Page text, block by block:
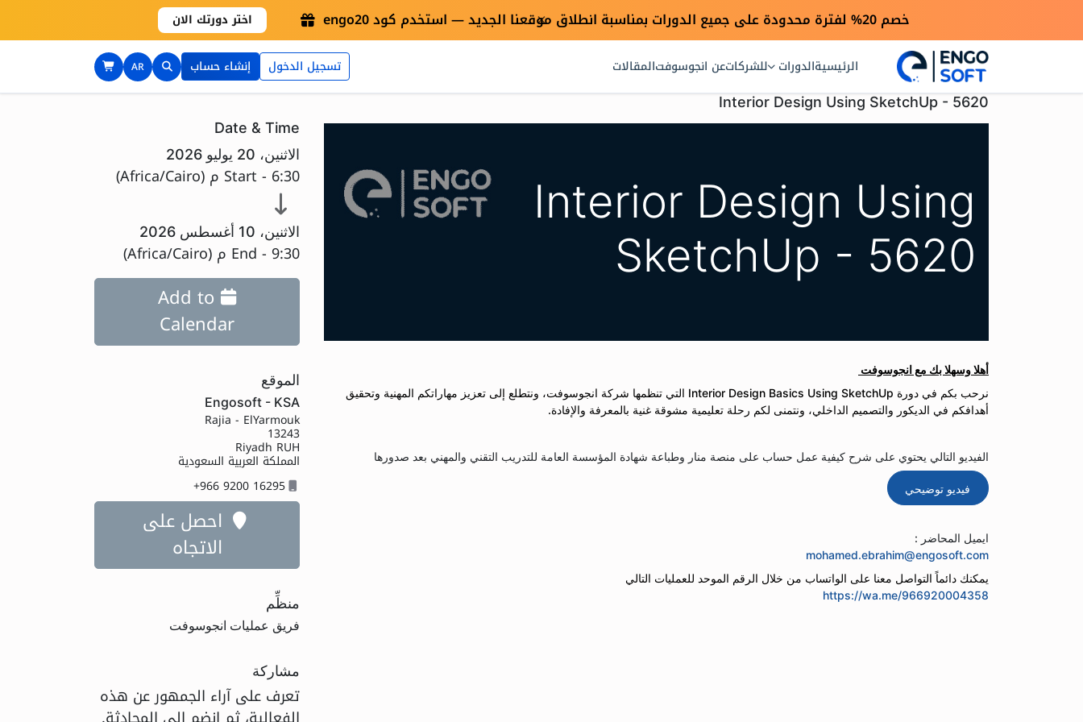
خصم 20% لفترة محدودة على جميع الدورات بمناسبة انطلاق موقعنا الجديد — استخدم كود engo20 اختر دورتك الان ×
الرئيسيةالدورات للشركاتعن انجوسوفتالمقالات تسجيل الدخول إنشاء حساب AR
Interior Design Using SketchUp - 5620
Interior Design Using
SketchUp - 5620
أهلا وسهلا بك مع انجوسوفت
نرحب بكم في دورة Interior Design Basics Using SketchUp التي تنظمها شركة انجوسوفت، ونتطلع إلى تعزيز مهاراتكم المهنية وتحقيق
أهدافكم في الديكور والتصميم الداخلي، ونتمنى لكم رحلة تعليمية مشوقة غنية بالمعرفة والإفادة.
الفيديو التالي يحتوي على شرح كيفية عمل حساب على منصة منار وطباعة شهادة المؤسسة العامة للتدريب التقني والمهني بعد صدورها
فيديو توضيحي
ايميل المحاضر :
mohamed.ebrahim@engosoft.com
يمكنك دائماً التواصل معنا على الواتساب من خلال الرقم الموحد للعمليات التالي
https://wa.me/966920004358
Date & Time
الاثنين، 20 يوليو 2026
Start - 6:30 م (
Africa/Cairo
)
الاثنين، 10 أغسطس 2026
End - 9:30 م (
Africa/Cairo
)
Add to
Calendar
الموقع
Engosoft - KSA
Rajia - ElYarmouk
13243
Riyadh RUH
المملكة العربية السعودية
+966 9200 16295
احصل على
الاتجاه
منظِّم
فريق عمليات انجوسوفت
مشاركة
تعرف على آراء الجمهور عن هذه